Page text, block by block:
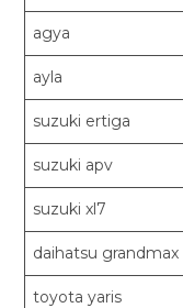
agya
ayla
suzuki ertiga
suzuki apv
suzuki xl7
daihatsu grandmax
toyota yaris